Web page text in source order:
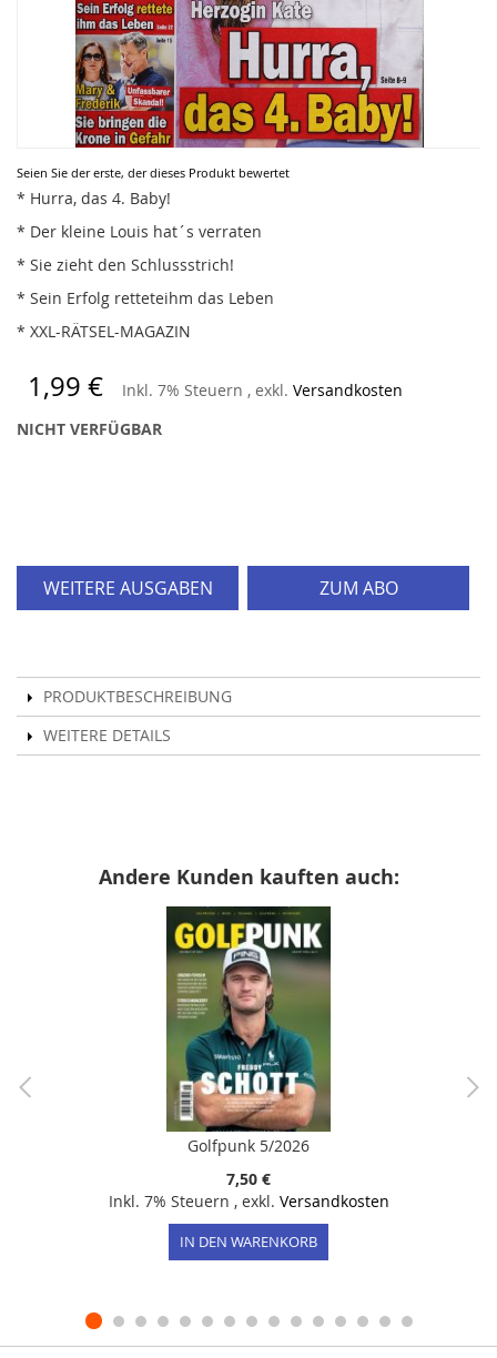
Seien Sie der erste, der dieses Produkt bewertet
* Hurra, das 4. Baby!
* Der kleine Louis hat´s verraten
* Sie zieht den Schlussstrich!
* Sein Erfolg retteteihm das Leben
* XXL-RÄTSEL-MAGAZIN
1,99 € Inkl. 7% Steuern , exkl. Versandkosten
NICHT VERFÜGBAR
WEITERE AUSGABEN ZUM ABO
PRODUKTBESCHREIBUNG
WEITERE DETAILS
Zum
Anfang
Bildergalerie
springen
Andere Kunden kauften auch:
Golfpunk 5/2026
7,50 €
Inkl. 7% Steuern , exkl. Versandkosten
IN DEN WARENKORB